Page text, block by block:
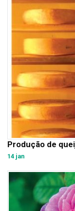
Produção de
14 jan